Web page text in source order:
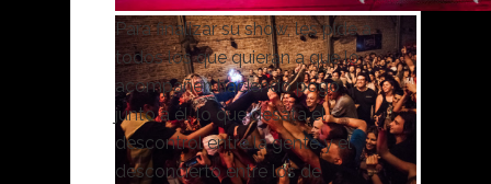
Para finalizar su show, les pide a
todos los que quieran a que lo
acompañen haciendo pogo
junto a él, lo que desata el
descontrol entre la gente y el
desconcierto entre los de